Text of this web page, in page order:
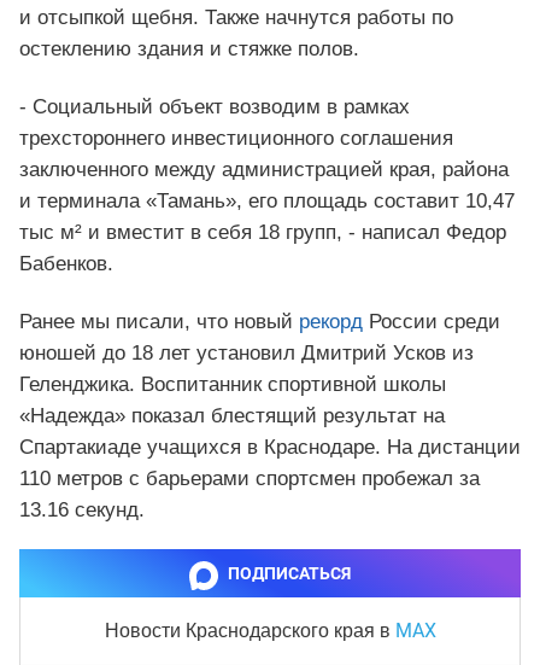
и отсыпкой щебня. Также начнутся работы по
остеклению здания и стяжке полов.
- Социальный объект возводим в рамках
трехстороннего инвестиционного соглашения
заключенного между администрацией края, района
и терминала «Тамань», его площадь составит 10,47
тыс м² и вместит в себя 18 групп, - написал Федор
Бабенков.
Ранее мы писали, что новый рекорд России среди
юношей до 18 лет установил Дмитрий Усков из
Геленджика. Воспитанник спортивной школы
«Надежда» показал блестящий результат на
Спартакиаде учащихся в Краснодаре. На дистанции
110 метров с барьерами спортсмен пробежал за
13.16 секунд.
ПОДПИСАТЬСЯ
Новости Краснодарского края в MAX